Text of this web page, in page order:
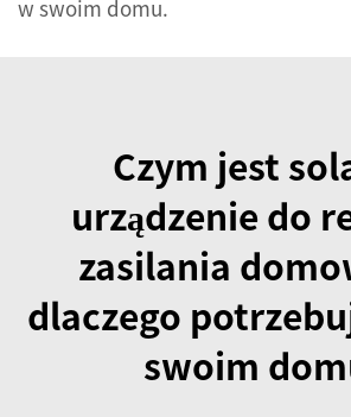
w swoim domu.
Czym jest
urządzenie do
zasilania
dlaczego
swoim